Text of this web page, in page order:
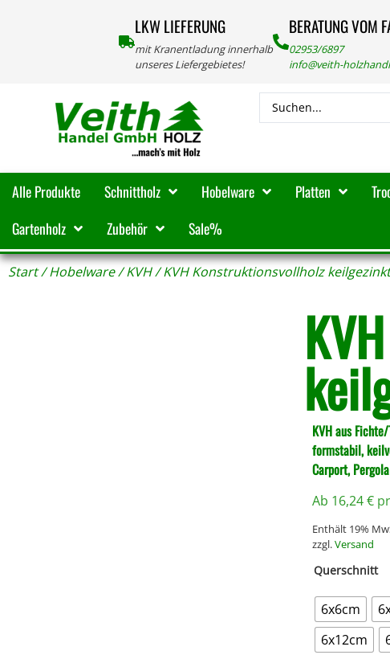
LKW LIEFERUNG
mit Kranentladung innerhalb
unseres Liefergebietes!
BERATUNG VOM
02953/6897
info@veith-
Alle Produkte Schnittholz Hobelware Platten
Gartenholz
Zubehör Sale%
Start/Hobelware/KVH/ KVH Konstruktionsvollholz keilgezinkt
KVH aus
formstabil,
Carport,
Ab 16,24€
Enthält 19%
zzgl.Versand
Querschnitt
6x6cm
6x12cm